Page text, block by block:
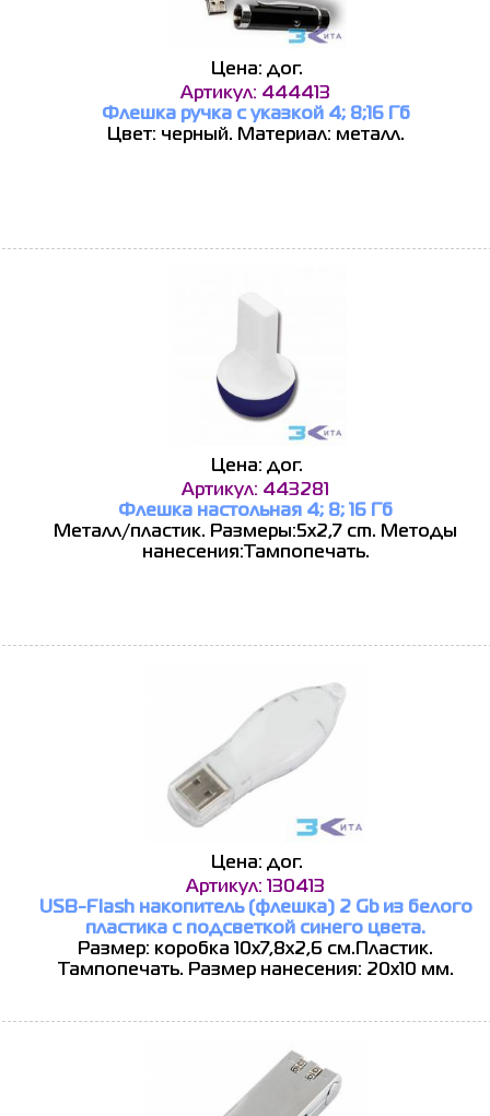
Цена: дог.
Артикул: 444413
Флешка ручка с указкой 4; 8;16 Гб
Цвет: черный. Материал: металл.
Цена: дог.
Артикул: 443281
Флешка настольная 4; 8; 16 Гб
Металл/пластик. Размеры:5x2,7 cm. Методы
нанесения:Тампопечать.
Цена: дог.
Артикул: 130413
USB-Flash накопитель (флешка) 2 Gb из белого
пластика с подсветкой синего цвета.
Размер: коробка 10х7,8х2,6 см.Пластик.
Тампопечать. Размер нанесения: 20х10 мм.